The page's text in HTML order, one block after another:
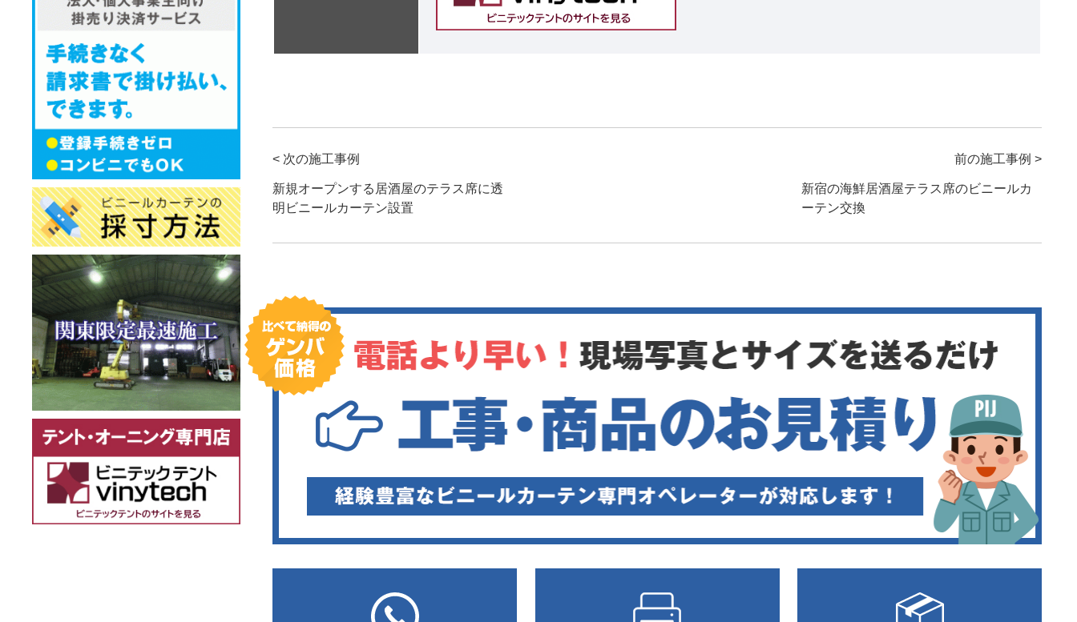
< 次の施工事例
新規オープンする居酒屋のテラス席に透
明ビニールカーテン設置
前の施工事例 >
新宿の海鮮居酒屋テラス席のビニールカ
ーテン交換